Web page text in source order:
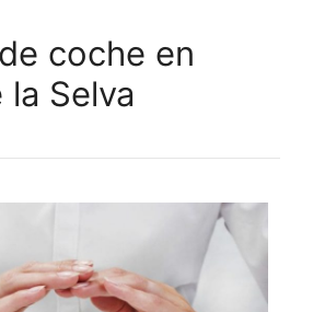
coche en
la Selva